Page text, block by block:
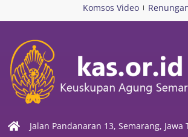
Komsos Video
Jalan Pandanaran 13, Semarang, Jawa